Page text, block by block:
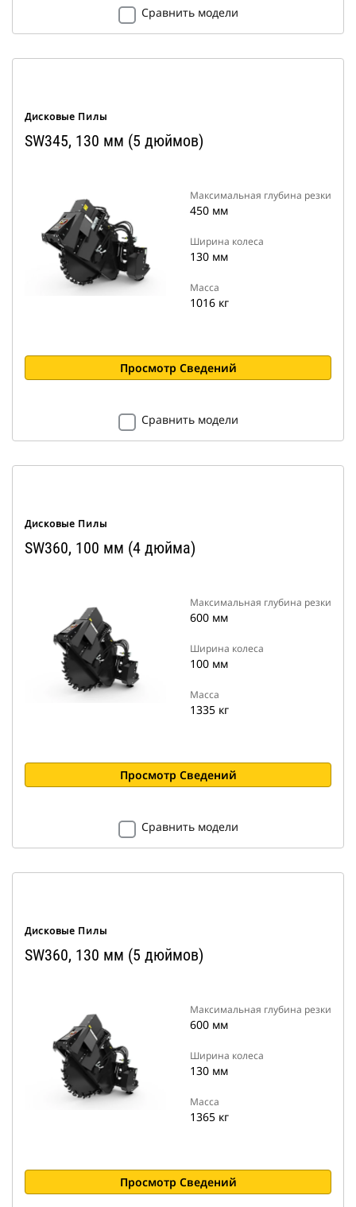
Сравнить модели
Дисковые Пилы
SW345, 130 мм (5 дюймов)
Максимальная глубина резки
450 мм
Ширина колеса
130 мм
Масса
1016 кг
Просмотр Сведений
Сравнить модели
Дисковые Пилы
SW360, 100 мм (4 дюйма)
Максимальная глубина резки
600 мм
Ширина колеса
100 мм
Масса
1335 кг
Просмотр Сведений
Сравнить модели
Дисковые Пилы
SW360, 130 мм (5 дюймов)
Максимальная глубина резки
600 мм
Ширина колеса
130 мм
Масса
1365 кг
Просмотр Сведений